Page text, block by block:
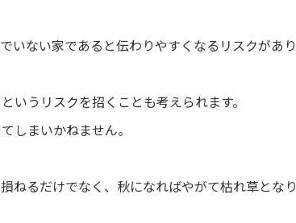
いない家であると伝わりやすくなるリスクがあり
いうリスクを招くことも考えられます。
しまいかねません。
ねるだけでなく、秋になればやがて枯れ草となり